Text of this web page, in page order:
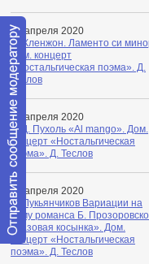
06 апреля 2020
Ф. Кленжон. Ламенто си
Дом. концерт
«Ностальгическая поэма». Д.
Теслов
05 апреля 2020
М.Д. Пухоль «Al mango». Дом.
концерт «Ностальгическая
поэма». Д. Теслов
03 апреля 2020
О. Лукьянчиков Вариации на
тему романса Б.
«Газовая косынка». Дом.
концерт «Ностальгическая
поэма». Д. Теслов
Отправить